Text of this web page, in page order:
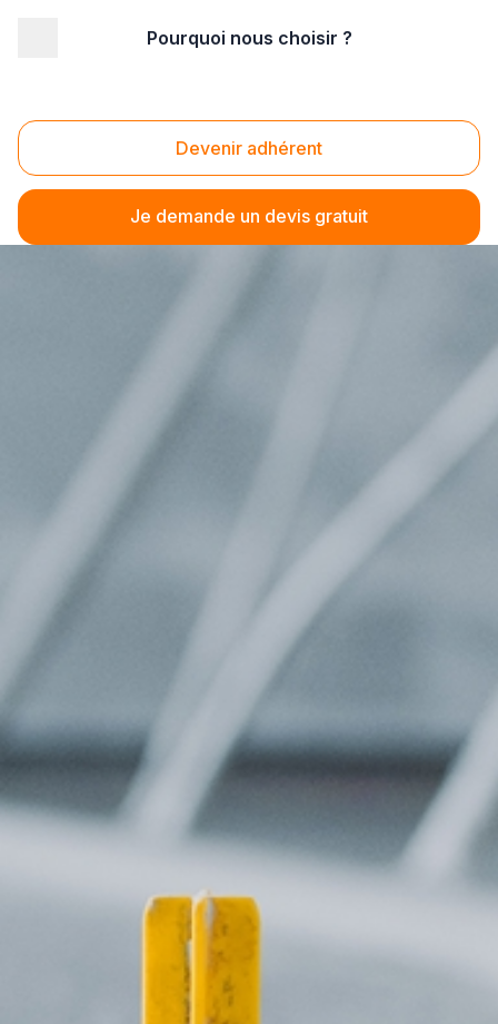
Pourquoi nous choisir ?
Devenir adhérent
Je demande un devis gratuit